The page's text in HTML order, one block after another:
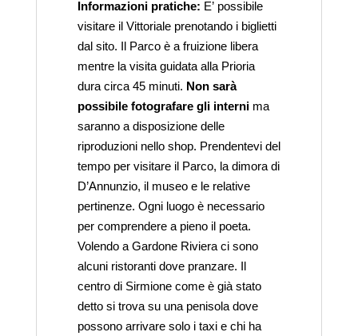
Informazioni pratiche: E’ possibile
visitare il Vittoriale prenotando i biglietti
dal sito. Il Parco è a fruizione libera
mentre la visita guidata alla Prioria
dura circa 45 minuti. Non sarà
possibile fotografare gli internima
saranno a disposizione delle
riproduzioni nello shop. Prendentevi del
tempo per visitare il Parco, la dimora di
D’Annunzio, il museo e le relative
pertinenze. Ogni luogo è necessario
per comprendere a pieno il poeta.
Volendo a Gardone Riviera ci sono
alcuni ristoranti dove pranzare. Il
centro di Sirmione come è già stato
detto si trova su una penisola dove
possono arrivare solo i taxi e chi ha